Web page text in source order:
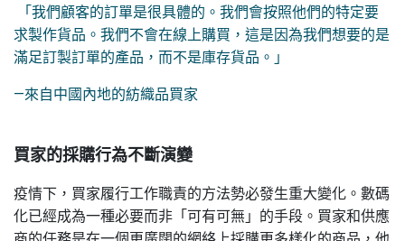
「我們顧客的訂單是很具體的。我們會按照他們的特定要
求製作貨品。我們不會在線上購買，這是因為我們想要的是
滿足訂製訂單的產品，而不是庫存貨品。」
—來自中國內地的紡織品買家
買家的採購行為不斷演變
疫情下，買家履行工作職責的方法勢必發生重大變化。數碼
化已經成為一種必要而非「可有可無」的手段。買家和供應